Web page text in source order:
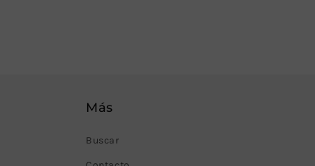
Más
Buscar